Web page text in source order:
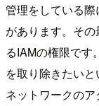
管理をしている
があります。そ
るIAMの権限です
を取り除きたい
ネットワークの